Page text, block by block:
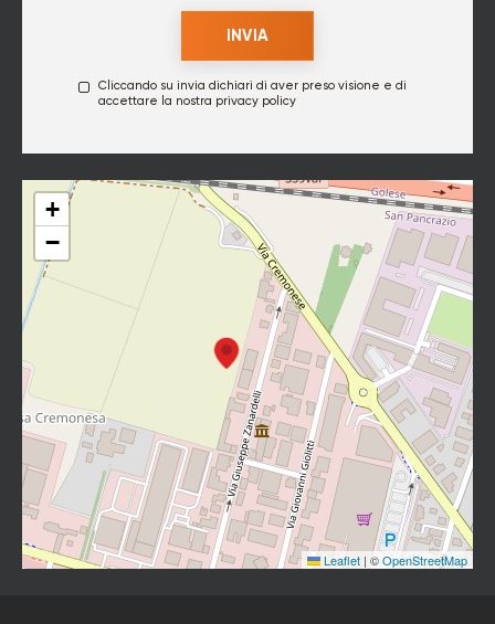
Cliccando su invia dichiari di aver preso visione e di
accettare la nostra privacy policy
+
−
Leaflet | ©OpenStreetMap